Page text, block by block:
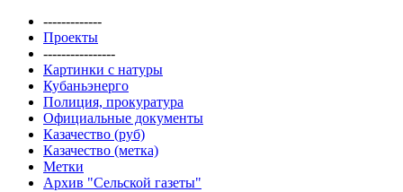
-------------
Проекты
----------------
Картинки с натуры
Кубаньэнерго
Полиция, прокуратура
Официальные документы
Казачество (руб)
Казачество (метка)
Метки
Архив "Сельской газеты"